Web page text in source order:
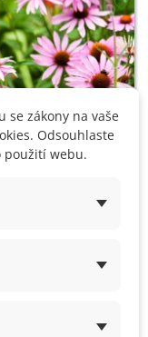
pallida - semena
se zákony na vaše
Odsouhlaste
použití webu.